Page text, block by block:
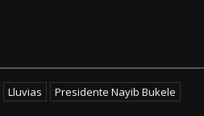
Lluvias Presidente Nayib Bukele